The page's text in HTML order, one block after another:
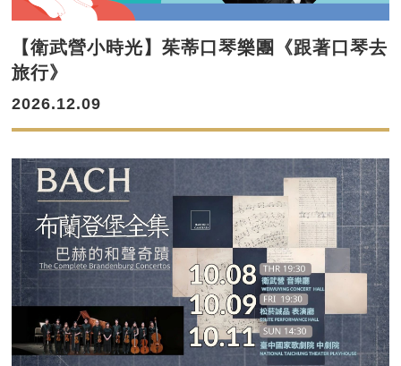
【衛武營小時光】茱蒂口琴樂團《跟著口琴去
旅行》
2026.12.09